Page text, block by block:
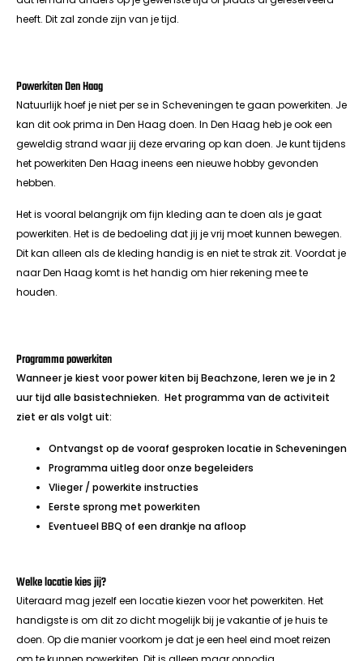
heeft. Dit zal zonde zijn van je tijd.
Powerkiten Den Haag
Natuurlijk hoef je niet per se in Scheveningen te gaan powerkiten. Je
kan dit ook prima in Den Haag doen. In Den Haag heb je ook een
geweldig strand waar jij deze ervaring op kan doen. Je kunt tijdens
het powerkiten Den Haag ineens een nieuwe hobby gevonden
hebben.
Het is vooral belangrijk om fijn kleding aan te doen als je gaat
powerkiten. Het is de bedoeling dat jij je vrij moet kunnen bewegen.
Dit kan alleen als de kleding handig is en niet te strak zit. Voordat je
naar Den Haag komt is het handig om hier rekening mee te
houden.
Programma powerkiten
Wanneer je kiest voor power kiten bij Beachzone, leren we je in 2
uur tijd alle basistechnieken. Het programma van de activiteit
ziet er als volgt uit:
Ontvangst op de vooraf gesproken locatie in Scheveningen
Programma uitleg door onze begeleiders
Vlieger / powerkite instructies
Eerste sprong met powerkiten
Eventueel BBQ of een drankje na afloop
Welke locatie kies jij?
Uiteraard mag jezelf een locatie kiezen voor het powerkiten. Het
handigste is om dit zo dicht mogelijk bij je vakantie of je huis te
doen. Op die manier voorkom je dat je een heel eind moet reizen